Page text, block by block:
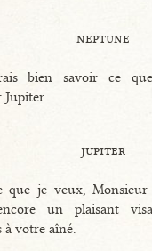
neptune
bien savoir ce
Jupiter.
jupiter
que je veux, Monsieur
un plaisant
à votre aîné.